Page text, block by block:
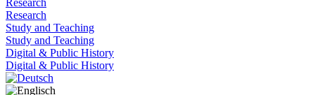
Research
Research
Study and Teaching
Study and Teaching
Digital & Public History
Digital & Public History